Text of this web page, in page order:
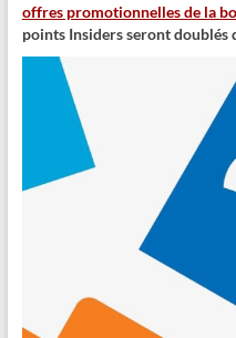
offres promotionnelles de la
points Insiders seront doublés